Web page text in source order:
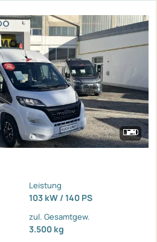
Leistung
103 kW / 140 PS
zul. Gesamtgew.
3.500 kg